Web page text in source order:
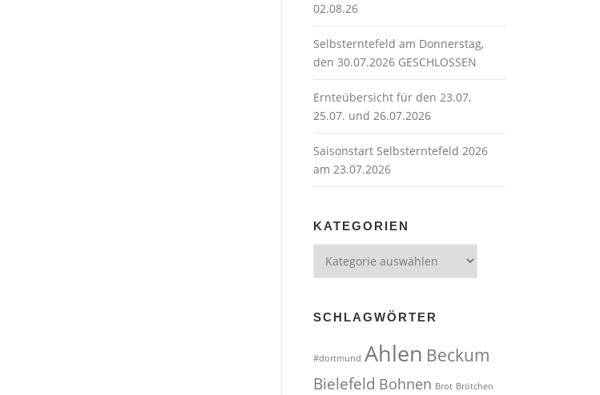
02.08.26
Selbsterntefeld am Donnerstag,
den 30.07.2026 GESCHLOSSEN
Ernteübersicht für den 23.07,
25.07. und 26.07.2026
Saisonstart Selbsterntefeld 2026
am 23.07.2026
KATEGORIEN
SCHLAGWÖRTER
#dortmund Ahlen Beckum
Bielefeld Bohnen Brot Brötchen